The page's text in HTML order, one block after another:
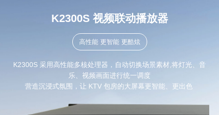
K2300S 视频联动播放器
高性能 更智能 更酷炫
K2300S 采用高性能多核处理器，自动切换场景素材,将灯光、音
乐、视频画面进行统一调度
营造沉浸式氛围，让 KTV 包房的大屏幕更智能、更出色